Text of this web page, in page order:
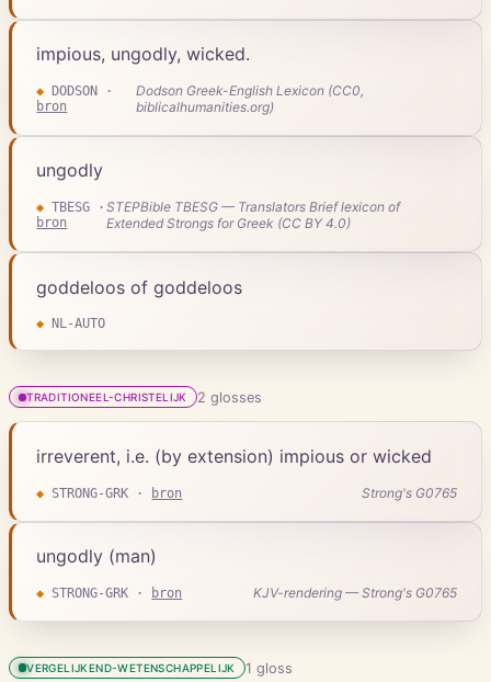
impious, ungodly, wicked.
◆ DODSON ·
bron
Dodson Greek-English Lexicon (CC0,
biblicalhumanities.org)
ungodly
◆ TBESG ·
bron
STEPBible TBESG — Translators Brief lexicon of
Extended Strongs for Greek (CC BY 4.0)
goddeloos of goddeloos
◆ NL-AUTO
TRADITIONEEL-CHRISTELIJK 2 glosses
irreverent, i.e. (by extension) impious or wicked
◆ STRONG-GRK · bron Strong's G0765
ungodly (man)
◆ STRONG-GRK · bron KJV-rendering — Strong's G0765
VERGELIJKEND-WETENSCHAPPELIJK 1 gloss